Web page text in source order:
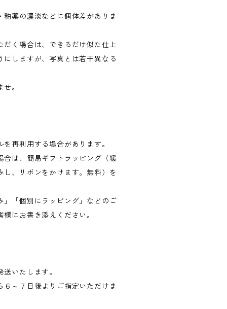
薬の濃淡などに個体差がありま
だく場合は、できるだけ似た仕上
しますが、写真とは若干異なる
。
再利用する場合があります。
合は、簡易ギフトラッピング（緩
、リボンをかけます。無料）を
」「個別にラッピング」などのご
にお書き添えください。
いたします。
～７日後よりご指定いただけま